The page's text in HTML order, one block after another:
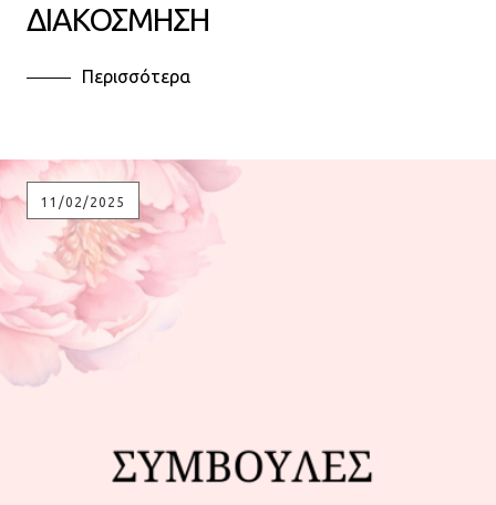
ΔΙΑΚΟΣΜΗΣΗ
Περισσότερα
11/02/2025